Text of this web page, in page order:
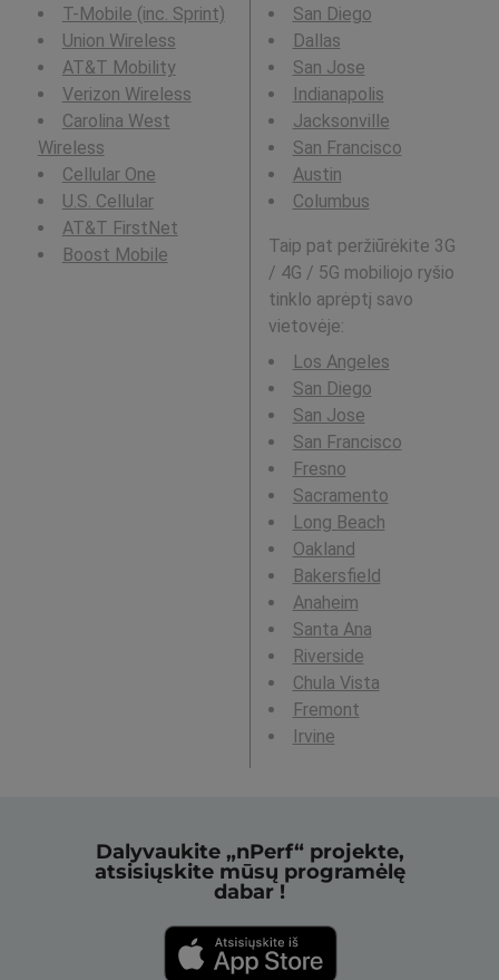
T-Mobile (inc. Sprint)
Union Wireless
AT&T Mobility
Verizon Wireless
Carolina West
Wireless
Cellular One
U.S. Cellular
AT&T FirstNet
Boost Mobile
San Diego
Dallas
San Jose
Indianapolis
Jacksonville
San Francisco
Austin
Columbus
Taip pat peržiūrėkite 3G
/ 4G / 5G mobiliojo ryšio
tinklo aprėptį savo
vietovėje:
Los Angeles
San Diego
San Jose
San Francisco
Fresno
Sacramento
Long Beach
Oakland
Bakersfield
Anaheim
Santa Ana
Riverside
Chula Vista
Fremont
Irvine
Dalyvaukite „nPerf“ projekte,
atsisiųskite mūsų programėlę
dabar !